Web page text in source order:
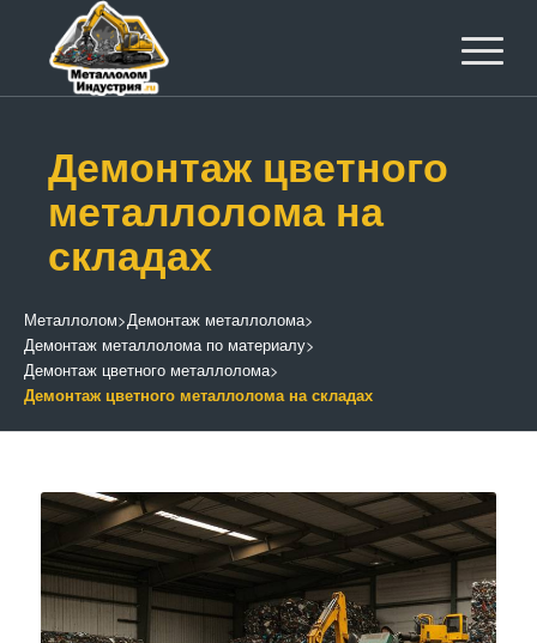
Демонтаж цветного
металлолома на
складах
Металлолом>Демонтаж металлолома>
Демонтаж металлолома по материалу>
Демонтаж цветного металлолома>
Демонтаж цветного металлолома на складах